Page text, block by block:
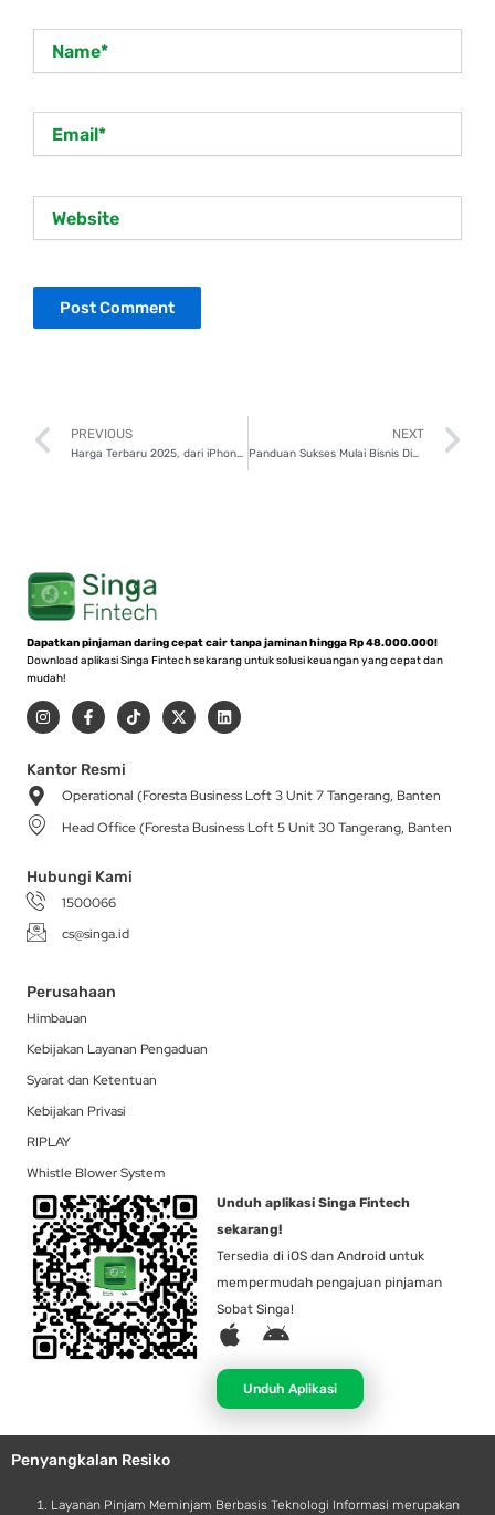
Prev
PREVIOUS
Harga Terbaru 2025, dari iPhone 11 sampai iPhone SE, Mana Paling Worth It?
NEXT
Panduan Sukses Mulai Bisnis Digital Printing, Raih Untung Besar!
Dapatkan pinjaman daring cepat cair tanpa jaminan hingga Rp 48.000.000!
Download aplikasi Singa Fintech sekarang untuk solusi keuangan yang cepat dan
mudah!
I
n
s
a
g
r
a
m
F
a
c
b
o
-
T
i
k
X
-
t
t
r
L
i
n
i
Kantor Resmi
Operational (Foresta Business Loft 3 Unit 7 Tangerang, Banten
Head Office (Foresta Business Loft 5 Unit 30 Tangerang, Banten
Hubungi Kami
1500066
cs@singa.id
Perusahaan
Himbauan
Kebijakan Layanan Pengaduan
Syarat dan Ketentuan
Kebijakan Privasi
RIPLAY
Whistle Blower System
Unduh aplikasi Singa Fintech
sekarang!
Tersedia di iOS dan Android untuk
mempermudah pengajuan pinjaman
Sobat Singa!
A
p
l
e
A
d
r
o
d
Unduh Aplikasi
Penyangkalan Resiko
Layanan Pinjam Meminjam Berbasis Teknologi Informasi merupakan